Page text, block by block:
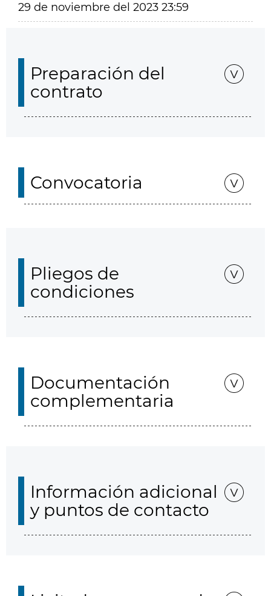
29 de noviembre del 2023 23:59
Preparación del
contrato
Convocatoria
Pliegos de
condiciones
Documentación
complementaria
Información adicional
y puntos de contacto